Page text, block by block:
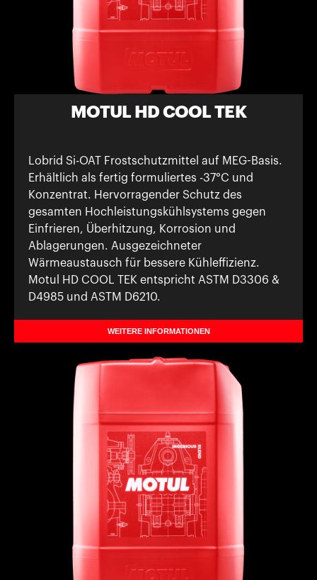
MOTUL HD COOL TEK
Lobrid Si-OAT Frostschutzmittel auf MEG-Basis.
Erhältlich als fertig formuliertes -37°C und
Konzentrat. Hervorragender Schutz des
gesamten Hochleistungskühlsystems gegen
Einfrieren, Überhitzung, Korrosion und
Ablagerungen. Ausgezeichneter
Wärmeaustausch für bessere Kühleffizienz.
Motul HD COOL TEK entspricht ASTM D3306 &
D4985 und ASTM D6210.
WEITERE INFORMATIONEN